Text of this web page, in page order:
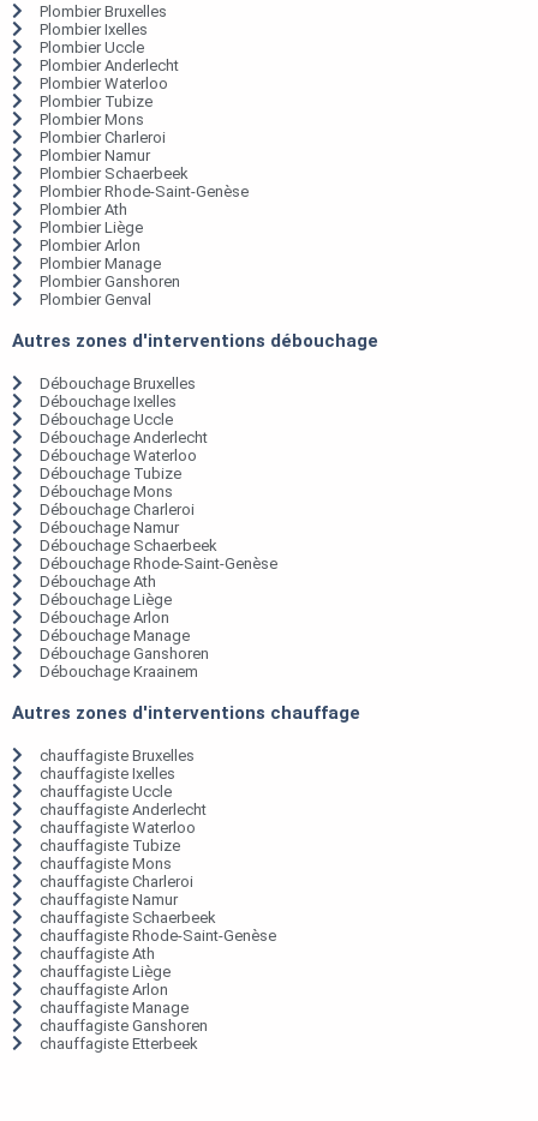
Plombier Bruxelles
Plombier Ixelles
Plombier Uccle
Plombier Anderlecht
Plombier Waterloo
Plombier Tubize
Plombier Mons
Plombier Charleroi
Plombier Namur
Plombier Schaerbeek
Plombier Rhode-Saint-Genèse
Plombier Ath
Plombier Liège
Plombier Arlon
Plombier Manage
Plombier Ganshoren
Plombier Genval
Autres zones d'interventions débouchage
Débouchage Bruxelles
Débouchage Ixelles
Débouchage Uccle
Débouchage Anderlecht
Débouchage Waterloo
Débouchage Tubize
Débouchage Mons
Débouchage Charleroi
Débouchage Namur
Débouchage Schaerbeek
Débouchage Rhode-Saint-Genèse
Débouchage Ath
Débouchage Liège
Débouchage Arlon
Débouchage Manage
Débouchage Ganshoren
Débouchage Kraainem
Autres zones d'interventions chauffage
chauffagiste Bruxelles
chauffagiste Ixelles
chauffagiste Uccle
chauffagiste Anderlecht
chauffagiste Waterloo
chauffagiste Tubize
chauffagiste Mons
chauffagiste Charleroi
chauffagiste Namur
chauffagiste Schaerbeek
chauffagiste Rhode-Saint-Genèse
chauffagiste Ath
chauffagiste Liège
chauffagiste Arlon
chauffagiste Manage
chauffagiste Ganshoren
chauffagiste Etterbeek